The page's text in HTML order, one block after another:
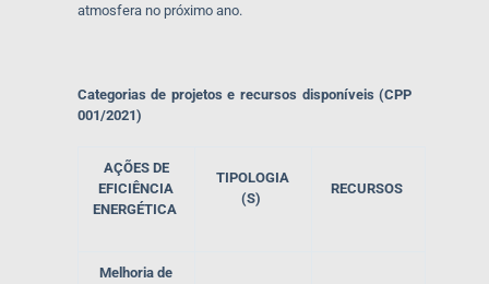
atmosfera no próximo ano.
Categorias de projetos e recursos disponíveis (CPP
001/2021)
AÇÕES DE
EFICIÊNCIA
ENERGÉTICA
TIPOLOGIA
(S)
RECURSOS
Melhoria de